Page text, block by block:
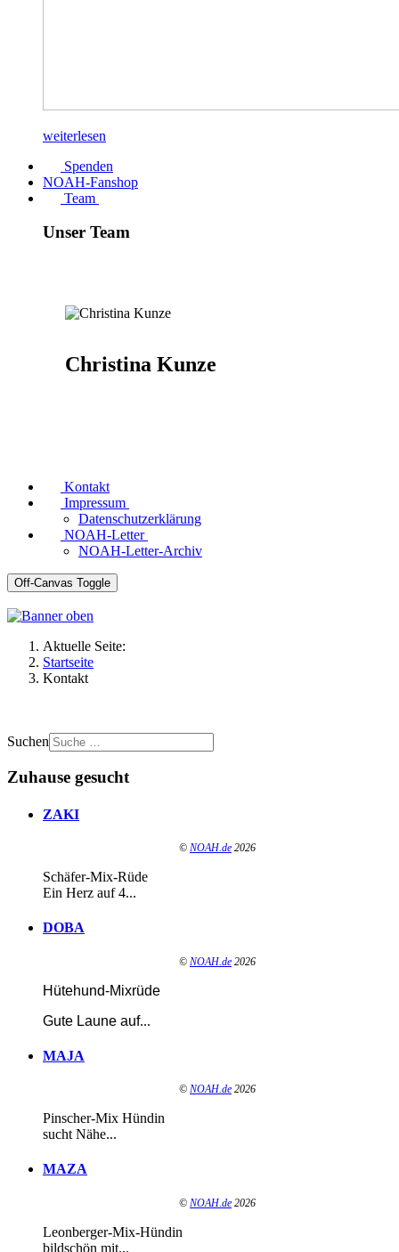
weiterlesen
Spenden
NOAH-Fanshop
Team
Unser Team
Christina Kunze
Kontakt
Impressum
Datenschutzerklärung
NOAH-Letter
NOAH-Letter-Archiv
Off-Canvas Toggle
Aktuelle Seite:
Startseite
Kontakt
Suchen
Zuhause gesucht
ZAKI
© NOAH.de 2026
Schäfer-Mix-Rüde
Ein Herz auf 4...
DOBA
© NOAH.de 2026
Hütehund-Mixrüde
Gute Laune auf...
MAJA
© NOAH.de 2026
Pinscher-Mix Hündin
sucht Nähe...
MAZA
© NOAH.de 2026
Leonberger-Mix-Hündin
bildschön mit...